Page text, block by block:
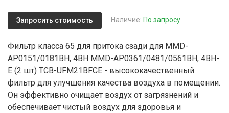
Запросить стоимость Наличие: По запросу
Фильтр класса 65 для притока сзади для MMD-
AP0151/0181BH, 4BH MMD-AP0361/0481/0561BH, 4BH-
E (2 шт) TCB-UFM21BFCE - высококачественный
фильтр для улучшения качества воздуха в помещении.
Он эффективно очищает воздух от загрязнений и
обеспечивает чистый воздух для здоровья и